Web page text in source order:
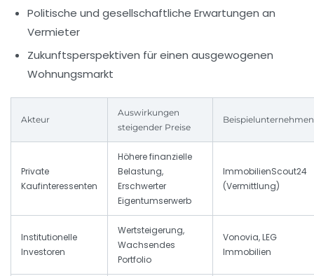
Politische und gesellschaftliche Erwartungen an
Vermieter
Zukunftsperspektiven für einen ausgewogenen
Wohnungsmarkt
Akteur
Auswirkungen
steigender Preise
Beispielunternehmen
Private
Kaufinteressenten
Höhere finanzielle
Belastung,
Erschwerter
Eigentumserwerb
ImmobilienScout24
(Vermittlung)
Institutionelle
Investoren
Wertsteigerung,
Wachsendes
Portfolio
Vonovia, LEG
Immobilien